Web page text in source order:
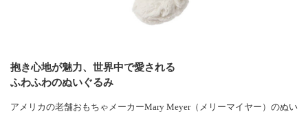
抱き心地が魅力、世界中で愛される
ふわふわのぬいぐるみ
アメリカの老舗おもちゃメーカーMary Meyer（メリーマイヤー）のぬい